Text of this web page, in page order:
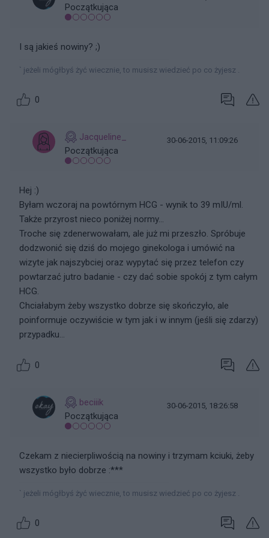
Początkująca
I są jakieś nowiny? ;)
` jeżeli mógłbyś żyć wiecznie, to musisz wiedzieć po co żyjesz .
0
Jacqueline_
Początkująca
30-06-2015, 11:09:26
Hej :)
Byłam wczoraj na powtórnym HCG - wynik to 39 mIU/ml.
Także przyrost nieco poniżej normy...
Troche się zdenerwowałam, ale już mi przeszło. Spróbuje
dodzwonić się dziś do mojego ginekologa i umówić na
wizyte jak najszybciej oraz wypytać się przez telefon czy
powtarzać jutro badanie - czy dać sobie spokój z tym całym
HCG.
Chciałabym żeby wszystko dobrze się skończyło, ale
poinformuje oczywiście w tym jak i w innym (jeśli się zdarzy)
przypadku...
0
beciiik
Początkująca
30-06-2015, 18:26:58
Czekam z niecierpliwością na nowiny i trzymam kciuki, żeby
wszystko było dobrze :***
` jeżeli mógłbyś żyć wiecznie, to musisz wiedzieć po co żyjesz .
0